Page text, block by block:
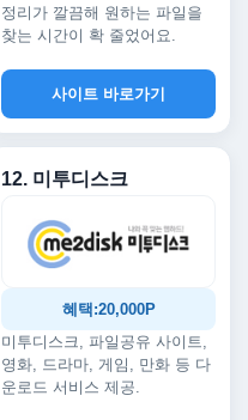
정리가 깔끔해 원하는 파일을
찾는 시간이 확 줄었어요.
사이트 바로가기
12. 미투디스크
혜택:20,000P
미투디스크, 파일공유 사이트,
영화, 드라마, 게임, 만화 등 다
운로드 서비스 제공.